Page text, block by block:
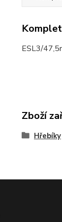
ESL3/
Zboží
Hřebíky